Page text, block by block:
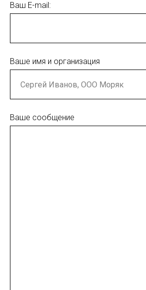
Ваш E-mail:
Ваше имя и организация
Ваше сообщение